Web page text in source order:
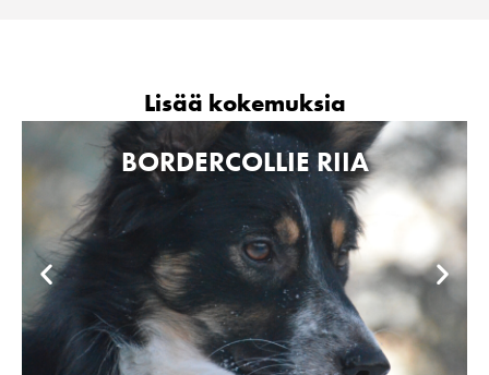
Lisää kokemuksia
BORDERCOLLIE RIIA